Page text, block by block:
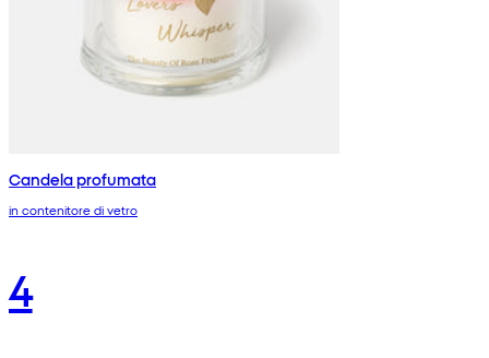
Candela profumata
in contenitore di vetro
4